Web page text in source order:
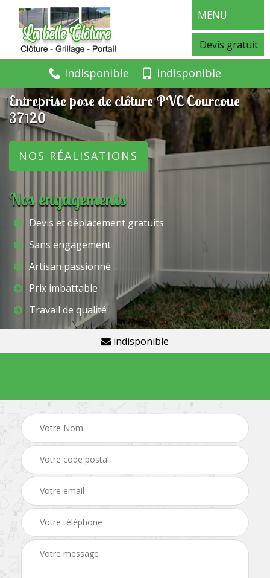
MENU
Devis gratuit
indisponible indisponible
Entreprise pose de clôture PVC Courcoue
37120
NOS RÉALISATIONS
Nos engagements
Devis et déplacement gratuits
Sans engagement
Artisan passionné
Prix imbattable
Travail de qualité
indisponible